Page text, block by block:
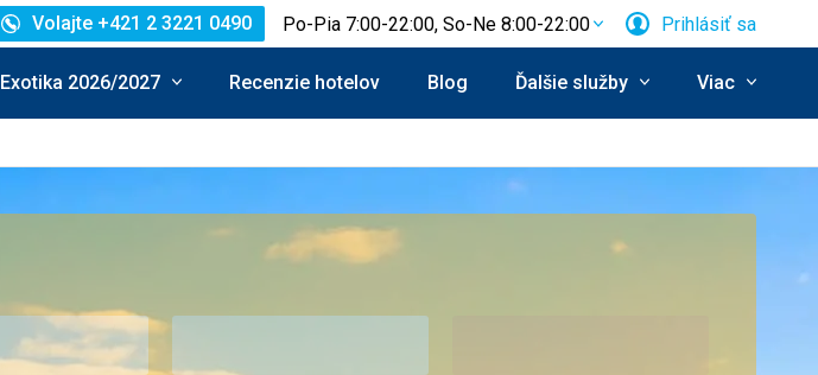
Volajte +421 2 3221 0490 Po-Pia 7:00-22:00, So-Ne 8:00-22:00 Prihlásiť sa
Exotika 2026/2027 Recenzie hotelov Blog Ďalšie služby Viac